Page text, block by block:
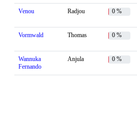
Venou Radjou 0 %
Vormwald Thomas 0 %
Wannuka
Fernando
Anjula 0 %